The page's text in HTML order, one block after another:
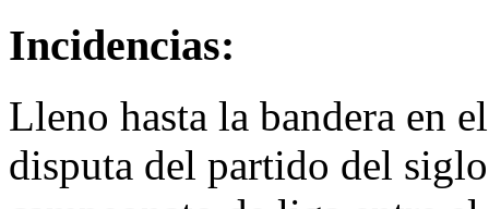
Incidencias:
Lleno hasta la bandera en
disputa del partido del